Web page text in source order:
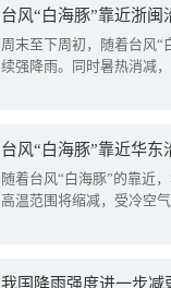
台风“白海豚”靠近浙
周末至下周初，随着台风“
续强降雨。同时暑热消减
台风“白海豚”靠近华
随着台风“白海豚”的靠近
高温范围将缩减，受冷空